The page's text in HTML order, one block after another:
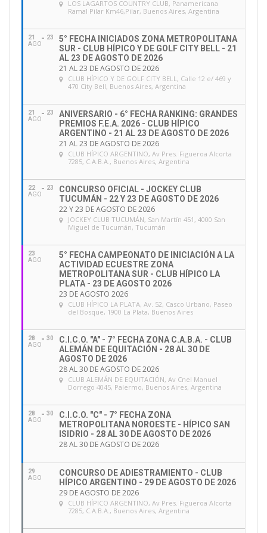
LOS LAGARTOS COUNTRY CLUB, Panamericana
Ramal Pilar Km46,Pilar, Buenos Aires, Argentina
21
AGO
23
5° FECHA INICIADOS ZONA METROPOLITANA
SUR - CLUB HÍPICO Y DE GOLF CITY BELL - 21
AL 23 DE AGOSTO DE 2026
21 AL 23 DE AGOSTO DE 2026
CLUB HÍPICO Y DE GOLF CITY BELL, Calle 12 e/ 469 y
470 City Bell, Buenos Aires, Argentina
21
AGO
23
ANIVERSARIO - 6° FECHA RANKING: GRANDES
PREMIOS F.E.A. 2026 - CLUB HÍPICO
ARGENTINO - 21 AL 23 DE AGOSTO DE 2026
21 AL 23 DE AGOSTO DE 2026
CLUB HÍPICO ARGENTINO, Av Pres. Figueroa Alcorta
7285, C.A.B.A., Buenos Aires, Argentina
22
AGO
23
CONCURSO OFICIAL - JOCKEY CLUB
TUCUMÁN - 22 Y 23 DE AGOSTO DE 2026
22 Y 23 DE AGOSTO DE 2026
JOCKEY CLUB TUCUMÁN, San Martín 451, 4000 San
Miguel de Tucumán, Tucumán
23
AGO
5° FECHA CAMPEONATO DE INICIACIÓN A LA
ACTIVIDAD ECUESTRE ZONA
METROPOLITANA SUR - CLUB HÍPICO LA
PLATA - 23 DE AGOSTO 2026
23 DE AGOSTO 2026
CLUB HÍPICO LA PLATA, Av. 52, Casco Urbano, Paseo
del Bosque, 1900 La Plata, Buenos Aires
28
AGO
30
C.I.C.O. "A" - 7° FECHA ZONA C.A.B.A. - CLUB
ALEMÁN DE EQUITACIÓN - 28 AL 30 DE
AGOSTO DE 2026
28 AL 30 DE AGOSTO DE 2026
CLUB ALEMÁN DE EQUITACIÓN, Av Cnel Manuel
Dorrego 4045, Palermo, Buenos Aires, Argentina
28
AGO
30
C.I.C.O. "C" - 7° FECHA ZONA
METROPOLITANA NOROESTE - HÍPICO SAN
ISIDRIO - 28 AL 30 DE AGOSTO DE 2026
28 AL 30 DE AGOSTO DE 2026
29
AGO
CONCURSO DE ADIESTRAMIENTO - CLUB
HÍPICO ARGENTINO - 29 DE AGOSTO DE 2026
29 DE AGOSTO DE 2026
CLUB HÍPICO ARGENTINO, Av Pres. Figueroa Alcorta
7285, C.A.B.A., Buenos Aires, Argentina